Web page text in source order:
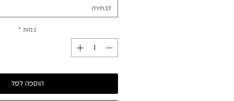
לבחירה
כמות *
הוספה לסל